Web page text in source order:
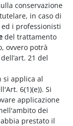
conservazione
in caso di
i professionisti
del trattamento
ovvero potrà
21 del
si applica al
6(1)(e)). Si
applicazione
dei
prestato il